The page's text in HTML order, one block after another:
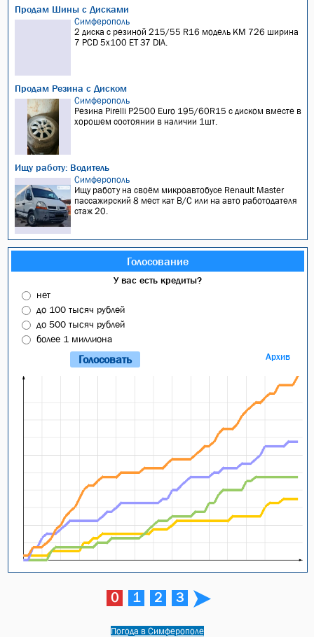
Продам Шины с Дисками
Симферополь
2 диска с резиной 215/55 R16 модель KM 726 ширина
7 PCD 5x100 ET 37 DIA.
Продам Резина с Диском
Симферополь
Резина Pirelli P2500 Euro 195/60R15 с диском вместе в
хорошем состоянии в наличии 1шт.
Ищу работу: Водитель
Симферополь
Ищу работу на своём микроавтобусе Renault Master
пассажирский 8 мест кат В/С или на авто работодателя
стаж 20.
Голосование
У вас есть кредиты?
нет
до 100 тысяч рублей
до 500 тысяч рублей
более 1 миллиона
Архив
0 1 2 3
Погода в Симферополе